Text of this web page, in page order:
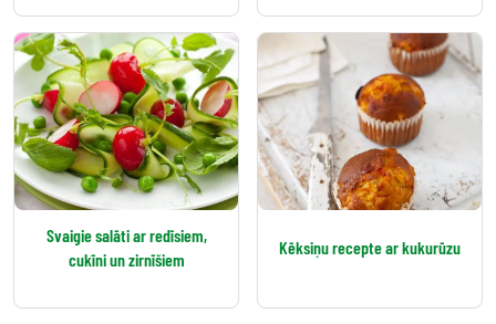
Svaigie salāti ar redīsiem,
cukīni un zirnīšiem
Kēksiņu recepte ar kukurūzu